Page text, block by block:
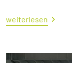
weiterlesen